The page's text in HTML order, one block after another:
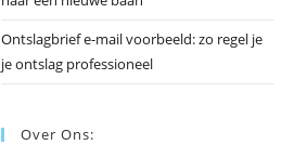
Ontslagbrief e-mail voorbeeld: zo regel je
je ontslag professioneel
Over Ons: